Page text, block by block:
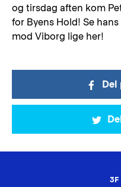
og tirsdag aften kom
for Byens Hold! Se
mod Viborg lige her!
Del
3F